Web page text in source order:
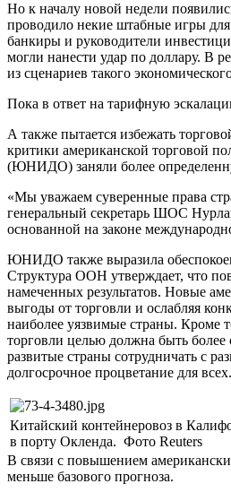
Но к началу новой недели
проводило некие штабные игры
банкиры и руководители
могли нанести удар по доллару. В
из сценариев такого
Пока в ответ на тарифную
А также пытается избежать
критики американской торговой
(ЮНИДО) заняли более
«Мы уважаем суверенные права
генеральный секретарь ШОС
основанной на законе
ЮНИДО также выразила
Структура ООН утверждает, что
намеченных результатов. Новые
выгоды от торговли и ослабляя
наиболее уязвимые страны. Кроме
торговли целью должна быть
развитые страны сотрудничать с
долгосрочное процветание для всех.
Китайский контейнеровоз в
в порту Окленда. Фото Reuters
В связи с повышением
меньше базового прогноза.